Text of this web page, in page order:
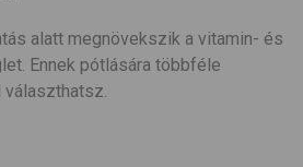
alatt megnövekszik a vitamin- és
Ennek pótlására többféle